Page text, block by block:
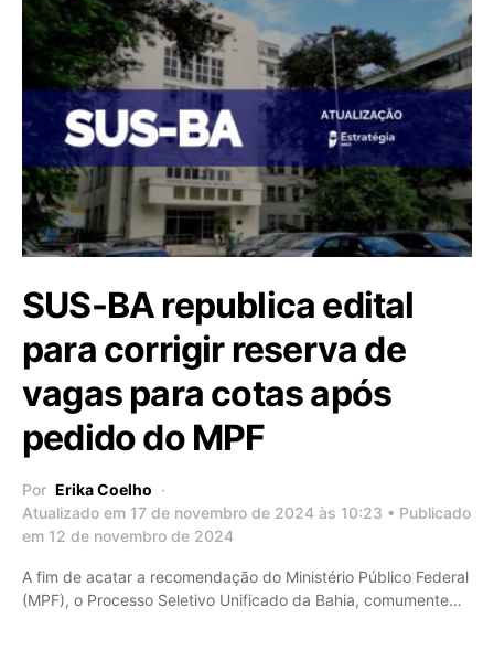
SUS-BA republica edital
para corrigir reserva de
vagas para cotas após
pedido do MPF
Por Erika Coelho
Atualizado em 17 de novembro de 2024 às 10:23 • Publicado
em 12 de novembro de 2024
A fim de acatar a recomendação do Ministério Público Federal
(MPF), o Processo Seletivo Unificado da Bahia, comumente…